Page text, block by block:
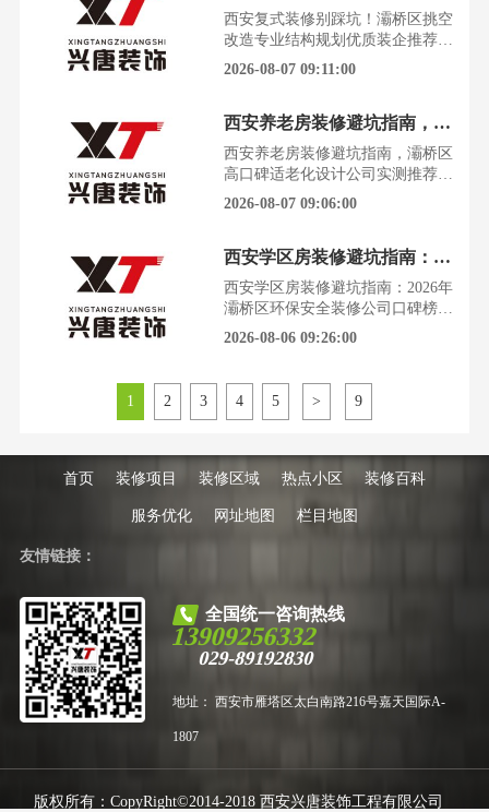
房，那种无力感瞬间涌上心头。选
错装修公司，不仅是钱打了水漂，
更是对未来生活的透支。灞桥区装
修公司哪家好？2026年实测筛选无
西安复式装修别踩坑！灞桥区挑空
改造专业结构规划优质装企推荐看
着别人家宽敞明亮的复式挑空客
压不住。找对一家能做好结构规划
的专业装企，是梦想落地的第一
步，也是避免未来无尽烦恼的关
键。很多人在复式装修时，只关注
了风格和颜值，却忽略了最根本的
2026-08-07 09:11:00
西安养老房装修避坑指南，灞桥区高口碑适老化设计公司实测推荐
西安养老房装修避坑指南，灞桥区
高口碑适老化设计公司实测推荐给
父母装修养老房，是子女最深沉的
给父母的生活埋下安全隐患。灞桥
区作为西安城东核心发展片区，涵
盖浐灞生态区、港务区、洪庆片
区、纺织城老城区等热门家装板
块，既有大量新建刚需住宅、改善
2026-08-07 09:06:00
西安学区房装修避坑指南：2026年灞桥区环保安全装修公司口碑榜
西安学区房装修避坑指南：2026年
灞桥区环保安全装修公司口碑榜学
区房装修，承载着一个家庭对孩子
洪庆片区、纺织城老城区等热门家
装板块，既有大量新建刚需住宅
2026-08-06 09:26:00
1 2 3 4 5 > 9
首页 装修项目 装修区域 热点小区 装修百科
服务优化 网址地图 栏目地图
友情链接：
全国统一咨询热线
13909256332
029-89192830
地址： 西安市雁塔区太白南路216号嘉天国际A-
1807
版权所有：CopyRight©2014-2018 西安兴唐装饰工程有限公司